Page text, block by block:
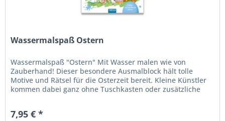
Wassermalspaß Ostern
Wassermalspaß "Ostern" Mit Wasser malen wie von
Zauberhand! Dieser besondere Ausmalblock hält tolle
Motive und Rätsel für die Osterzeit bereit. Kleine Künstler
kommen dabei ganz ohne Tuschkasten oder zusätzliche
7,95 € *